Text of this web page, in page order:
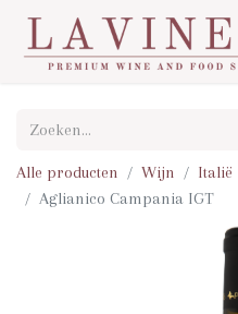
Alle producten Wijn Italië
Aglianico Campania IGT